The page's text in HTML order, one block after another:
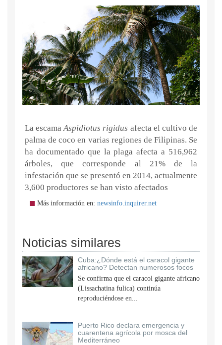
La escamaAspidiotus rigidus afecta el cultivo de
palma de coco en varias regiones de Filipinas. Se
ha documentado que la plaga afecta a 516,962
árboles, que corresponde al 21% de la
infestación que se presentó en 2014, actualmente
3,600 productores se han visto afectados
Más información en: newsinfo.inquirer.net
Noticias similares
Cuba:¿Dónde está el caracol gigante
africano? Detectan numerosos focos
Se confirma que el caracol gigante africano
(Lissachatina fulica) continúa
reproduciéndose en...
Puerto Rico declara emergencia y
cuarentena agrícola por mosca del
Mediterráneo